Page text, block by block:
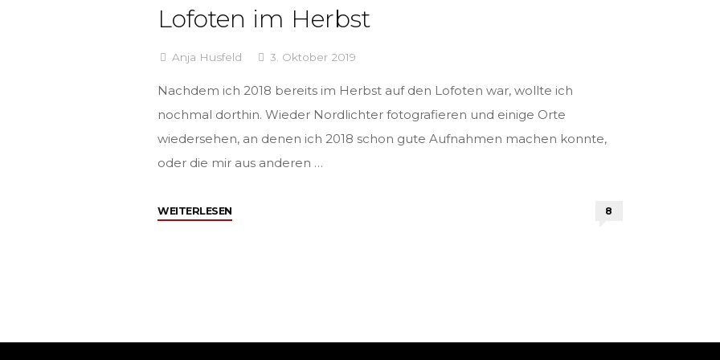
Lofoten im Herbst
Anja Husfeld 3. Oktober 2019
Nachdem ich 2018 bereits im Herbst auf den Lofoten war, wollte ich
nochmal dorthin. Wieder Nordlichter fotografieren und einige Orte
wiedersehen, an denen ich 2018 schon gute Aufnahmen machen konnte,
oder die mir aus anderen …
WEITERLESEN"Lofoten
8